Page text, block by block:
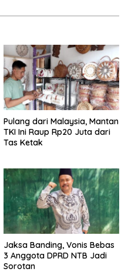
Pulang dari Malaysia, Mantan
TKI Ini Raup Rp20 Juta dari
Tas Ketak
Jaksa Banding, Vonis Bebas
3 Anggota DPRD NTB Jadi
Sorotan